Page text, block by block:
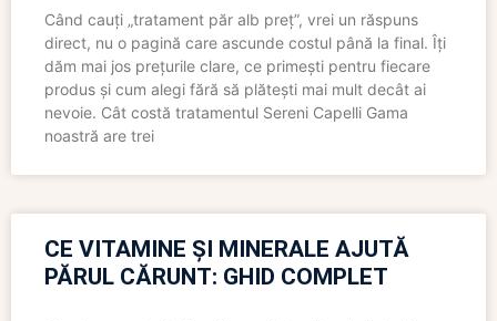
Când cauți „tratament păr alb preț”, vrei un răspuns
direct, nu o pagină care ascunde costul până la final. Îți
dăm mai jos prețurile clare, ce primești pentru fiecare
produs și cum alegi fără să plătești mai mult decât ai
nevoie. Cât costă tratamentul Sereni Capelli Gama
noastră are trei
CE VITAMINE ȘI MINERALE AJUTĂ
PĂRUL CĂRUNT: GHID COMPLET